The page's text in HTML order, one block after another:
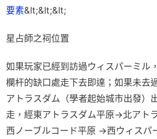
要素&lt;&lt;&lt;
星占師之祠位置
如果玩家已經到訪過ウィスパーミル
欄杆的缺口處走下去即達；如果未去
アトラスダム（學者起始城市出發）
走，經東アトラスダム平原→北アト
西ノーブルコード平原 →西ウィスパ